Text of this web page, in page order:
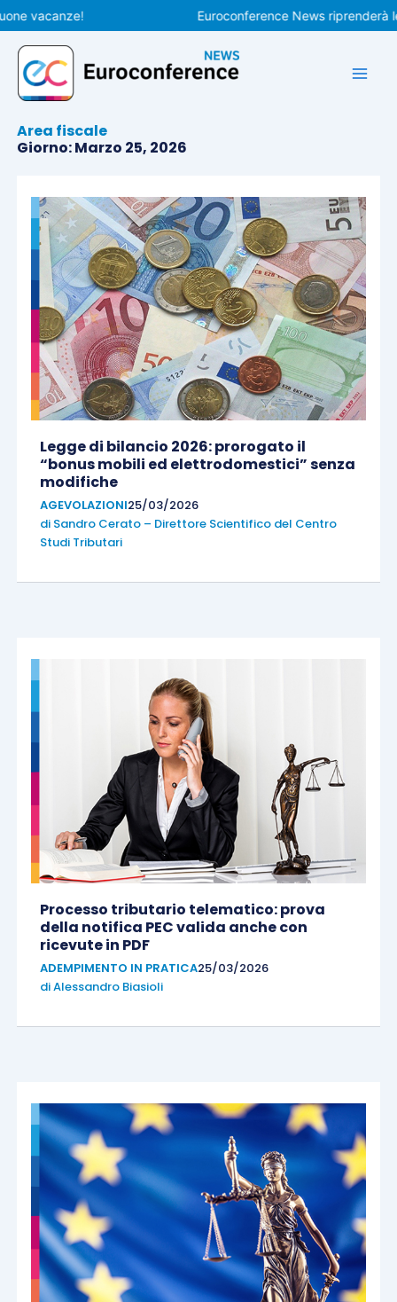
Vai
al
contenuto
vacanze! Euroconference News riprenderà le
Area fiscale
Giorno: Marzo 25, 2026
Legge di bilancio 2026: prorogato il
“bonus mobili ed elettrodomestici” senza
modifiche
AGEVOLAZIONI25/03/2026
di Sandro Cerato – Direttore Scientifico del Centro
Studi Tributari
Processo tributario telematico: prova
della notifica PEC valida anche con
ricevute in PDF
ADEMPIMENTO IN PRATICA25/03/2026
diAlessandro Biasioli